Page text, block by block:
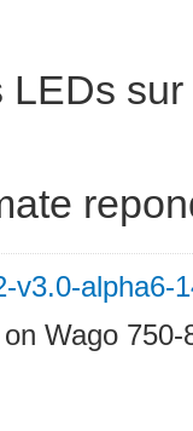
LEDs
v3.0-alpha6-
on Wago 750-